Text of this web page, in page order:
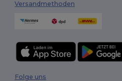
Versandmethoden
Folge uns